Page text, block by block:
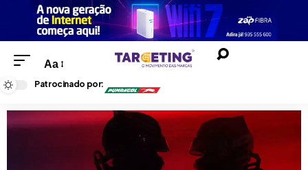
Aa
Patrocinado por: